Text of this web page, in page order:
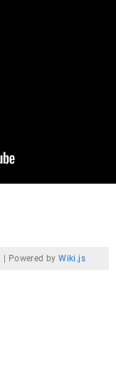
Powered byWiki.js